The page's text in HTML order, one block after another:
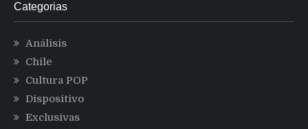
Categorias
Análisis
Chile
Cultura POP
Dispositivo
Exclusivas